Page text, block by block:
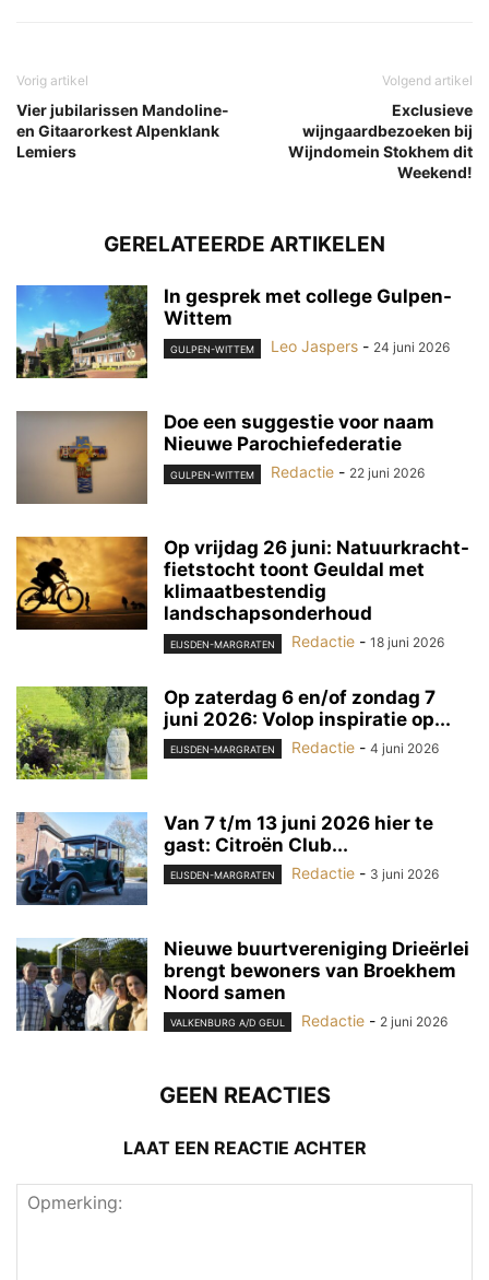
Vorig artikel
Vier jubilarissen Mandoline-
en Gitaarorkest Alpenklank
Lemiers
Volgend artikel
Exclusieve
wijngaardbezoeken bij
Wijndomein Stokhem dit
Weekend!
GERELATEERDE ARTIKELEN
In gesprek met college Gulpen-
Wittem
GULPEN-WITTEM Leo Jaspers - 24 juni 2026
Doe een suggestie voor naam
Nieuwe Parochiefederatie
GULPEN-WITTEM Redactie - 22 juni 2026
Op vrijdag 26 juni: Natuurkracht-
fietstocht toont Geuldal met
klimaatbestendig
landschapsonderhoud
EIJSDEN-MARGRATEN Redactie - 18 juni 2026
Op zaterdag 6 en/of zondag 7
juni 2026: Volop inspiratie op...
EIJSDEN-MARGRATEN Redactie - 4 juni 2026
Van 7 t/m 13 juni 2026 hier te
gast: Citroën Club...
EIJSDEN-MARGRATEN Redactie - 3 juni 2026
Nieuwe buurtvereniging Drieërlei
brengt bewoners van Broekhem
Noord samen
VALKENBURG A/D GEUL Redactie - 2 juni 2026
GEEN REACTIES
LAAT EEN REACTIE ACHTER